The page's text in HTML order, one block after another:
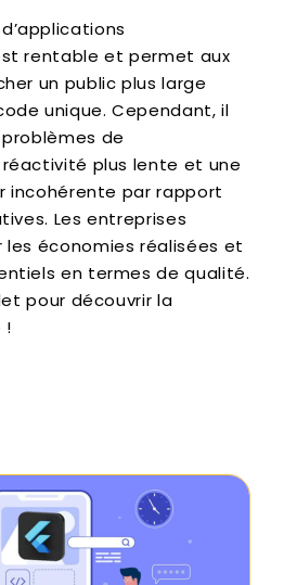
rentable et permet aux
un public plus large
unique. Cependant, il
de
plus lente et une
incohérente par rapport
Les entreprises
économies réalisées et
en termes de qualité.
pour découvrir la
!